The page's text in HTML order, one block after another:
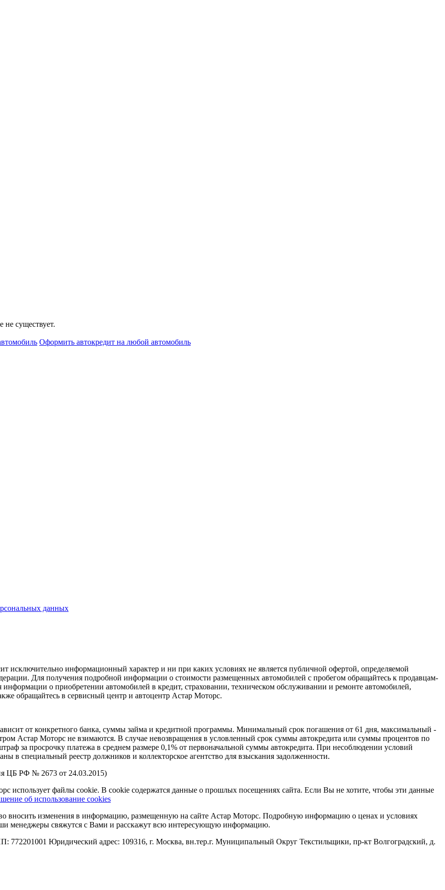
не существует.
Оформить автокредит на любой автомобиль
данных
исключительно информационный характер и ни при каких условиях не является публичной офертой, определяемой
Для получения подробной информации о стоимости размещенных автомобилей с пробегом обращайтесь к продавцам-
о приобретении автомобилей в кредит, страховании, техническом обслуживании и ремонте автомобилей,
обращайтесь в сервисный центр и автоцентр Астар Моторс.
от конкретного банка, суммы займа и кредитной программы. Минимальный срок погашения от 61 дня, максимальный -
ом Астар Моторс не взимаются. В случае невозвращения в условленный срок суммы автокредита или суммы процентов по
за просрочку платежа в среднем размере 0,1% от первоначальной суммы автокредита. При несоблюдении условий
в специальный реестр должников и коллекторское агентство для взыскания задолженности.
ЦБ РФ № 2673 от 24.03.2015)
использует файлы cookie. В cookie содержатся данные о прошлых посещениях сайта. Если Вы не хотите, чтобы эти данные
об использование cookies
вносить изменения в информацию, размещенную на сайте Астар Моторс. Подробную информацию о ценах и условиях
менеджеры свяжутся с Вами и расскажут всю интересующую информацию.
Юридический адрес: 109316, г. Москва, вн.тер.г. Муниципальный Округ Текстильщики, пр-кт Волгоградский, д.